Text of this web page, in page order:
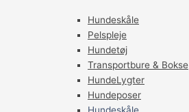
Hundeskåle
Pelspleje
Hundetøj
Transportbure & Bokse
HundeLygter
Hundeposer